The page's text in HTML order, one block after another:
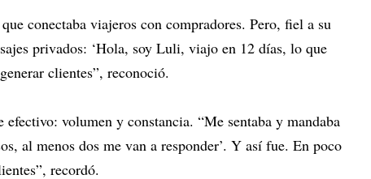
conectaba viajeros con compradores. Pero, fiel a su
privados: ‘Hola, soy Luli, viajo en 12 días, lo que
clientes”, reconoció.
volumen y constancia. “Me sentaba y mandaba
al menos dos me van a responder’. Y así fue. En poco
recordó.